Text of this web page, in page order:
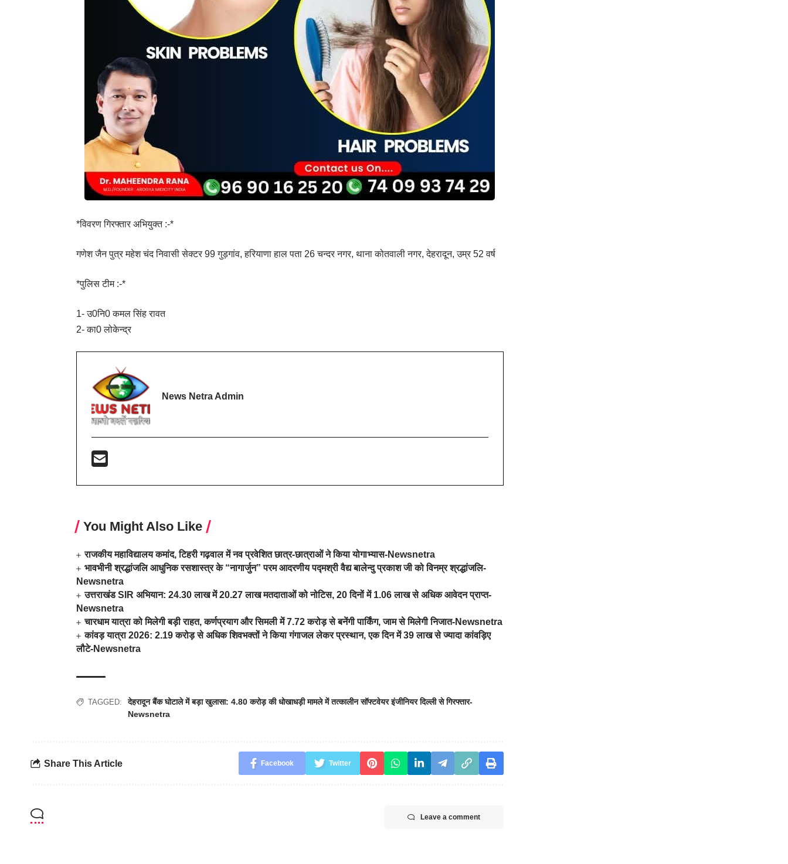
*विवरण गिरफ्तार अभियुक्त :-*
गणेश जैन पुत्र महेश चंद निवासी सेक्टर 99 गुड़गांव, हरियाणा हाल पता 26 चन्दर नगर, थाना कोतवाली नगर, देहरादून, उम्र 52 वर्ष
*पुलिस टीम :-*
1- उ0नि0 कमल सिंह रावत
2- का0 लोकेन्द्र
News Netra Admin
You Might Also Like
राजकीय महाविद्यालय कमांद, टिहरी गढ़वाल में नव प्रवेशित छात्र-छात्राओं ने किया योगाभ्यास-Newsnetra
भावभीनी श्रद्धांजलि आधुनिक रसशास्त्र के “नागार्जुन” परम आदरणीय पद्मश्री वैद्य बालेन्दु प्रकाश जी को विनम्र श्रद्धांजलि-
Newsnetra
उत्तराखंड SIR अभियान: 24.30 लाख में 20.27 लाख मतदाताओं को नोटिस, 20 दिनों में 1.06 लाख से अधिक आवेदन प्राप्त-
Newsnetra
चारधाम यात्रा को मिलेगी बड़ी राहत, कर्णप्रयाग और सिमली में 7.72 करोड़ से बनेंगी पार्किंग, जाम से मिलेगी निजात-Newsnetra
कांवड़ यात्रा 2026: 2.19 करोड़ से अधिक शिवभक्तों ने किया गंगाजल लेकर प्रस्थान, एक दिन में 39 लाख से ज्यादा कांवड़िए
लौटे-Newsnetra
TAGGED:
देहरादून बैंक घोटाले में बड़ा खुलासा: 4.80 करोड़ की धोखाधड़ी मामले में तत्कालीन सॉफ्टवेयर इंजीनियर दिल्ली से गिरफ्तार-
Newsnetra
Share This Article Facebook Twitter
Leave a comment